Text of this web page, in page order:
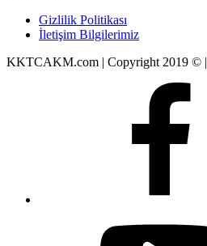
Gizlilik Politikası
İletişim Bilgilerimiz
KKTCAKM.com | Copyright 2019 © |